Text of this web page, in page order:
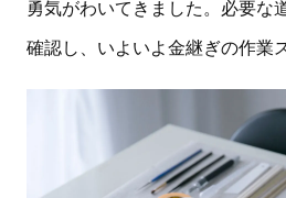
勇気がわいてきました。必要な
確認し、いよいよ金継ぎの作業